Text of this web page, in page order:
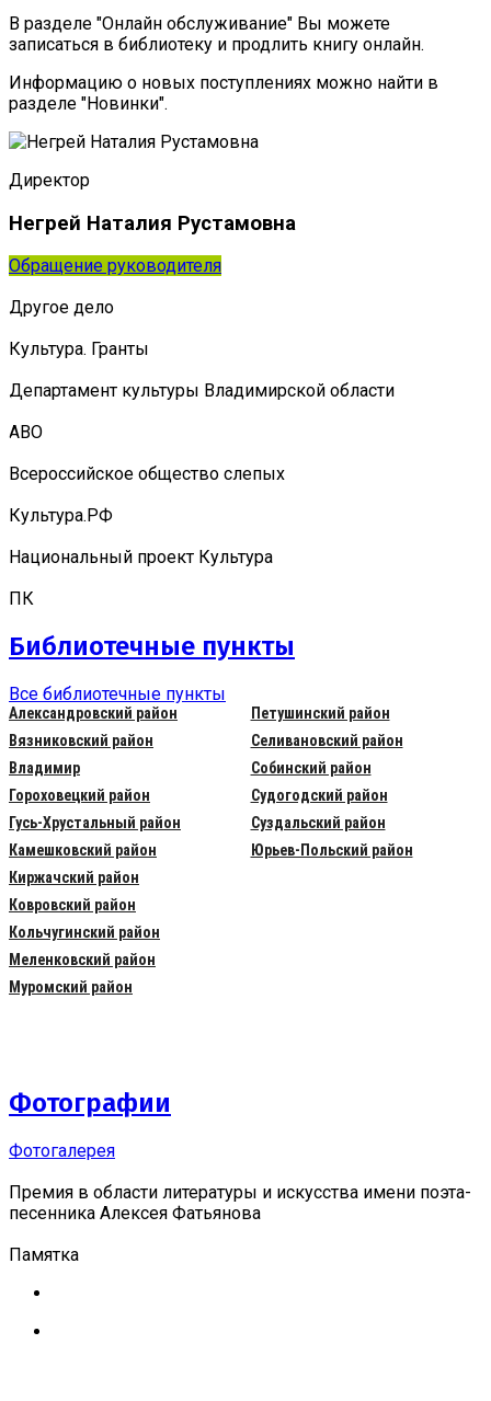
В разделе "Онлайн обслуживание" Вы можете
записаться в библиотеку и продлить книгу онлайн.
Информацию о новых поступлениях можно найти в
разделе "Новинки".
Директор
Негрей Наталия Рустамовна
Обращение руководителя
Другое дело
Культура. Гранты
Департамент культуры Владимирской области
АВО
Всероссийское общество слепых
Культура.РФ
Национальный проект Культура
ПК
Библиотечные пункты
Все библиотечные пункты
Александровский район
Вязниковский район
Владимир
Гороховецкий район
Гусь-Хрустальный район
Камешковский район
Киржачский район
Ковровский район
Кольчугинский район
Меленковский район
Муромский район
Петушинский район
Селивановский район
Собинский район
Судогодский район
Суздальский район
Юрьев-Польский район
Фотографии
Фотогалерея
Премия в области литературы и искусства имени поэта-
песенника Алексея Фатьянова
Памятка